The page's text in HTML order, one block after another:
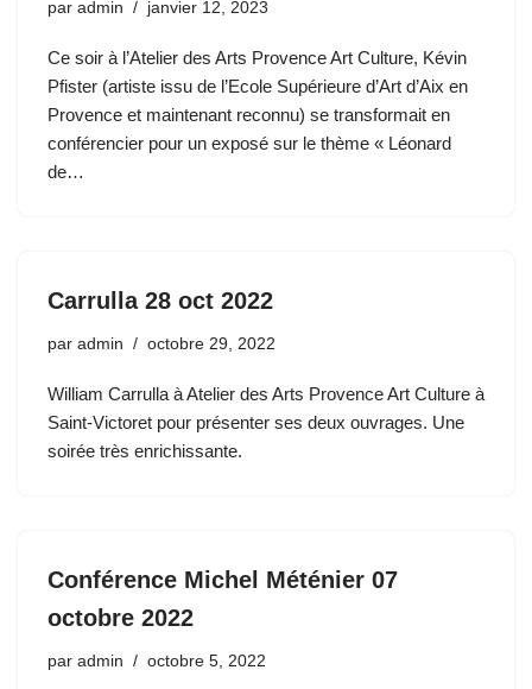
par admin janvier 12, 2023
Ce soir à l’Atelier des Arts Provence Art Culture, Kévin
Pfister (artiste issu de l’Ecole Supérieure d’Art d’Aix en
Provence et maintenant reconnu) se transformait en
conférencier pour un exposé sur le thème « Léonard
de…
Carrulla 28 oct 2022
par admin octobre 29, 2022
William Carrulla à Atelier des Arts Provence Art Culture à
Saint-Victoret pour présenter ses deux ouvrages. Une
soirée très enrichissante.
Conférence Michel Méténier 07
octobre 2022
par admin octobre 5, 2022